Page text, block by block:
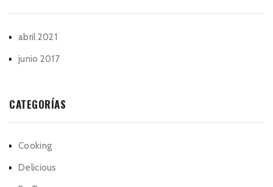
abril 2021
junio 2017
CATEGORÍAS
Cooking
Delicious